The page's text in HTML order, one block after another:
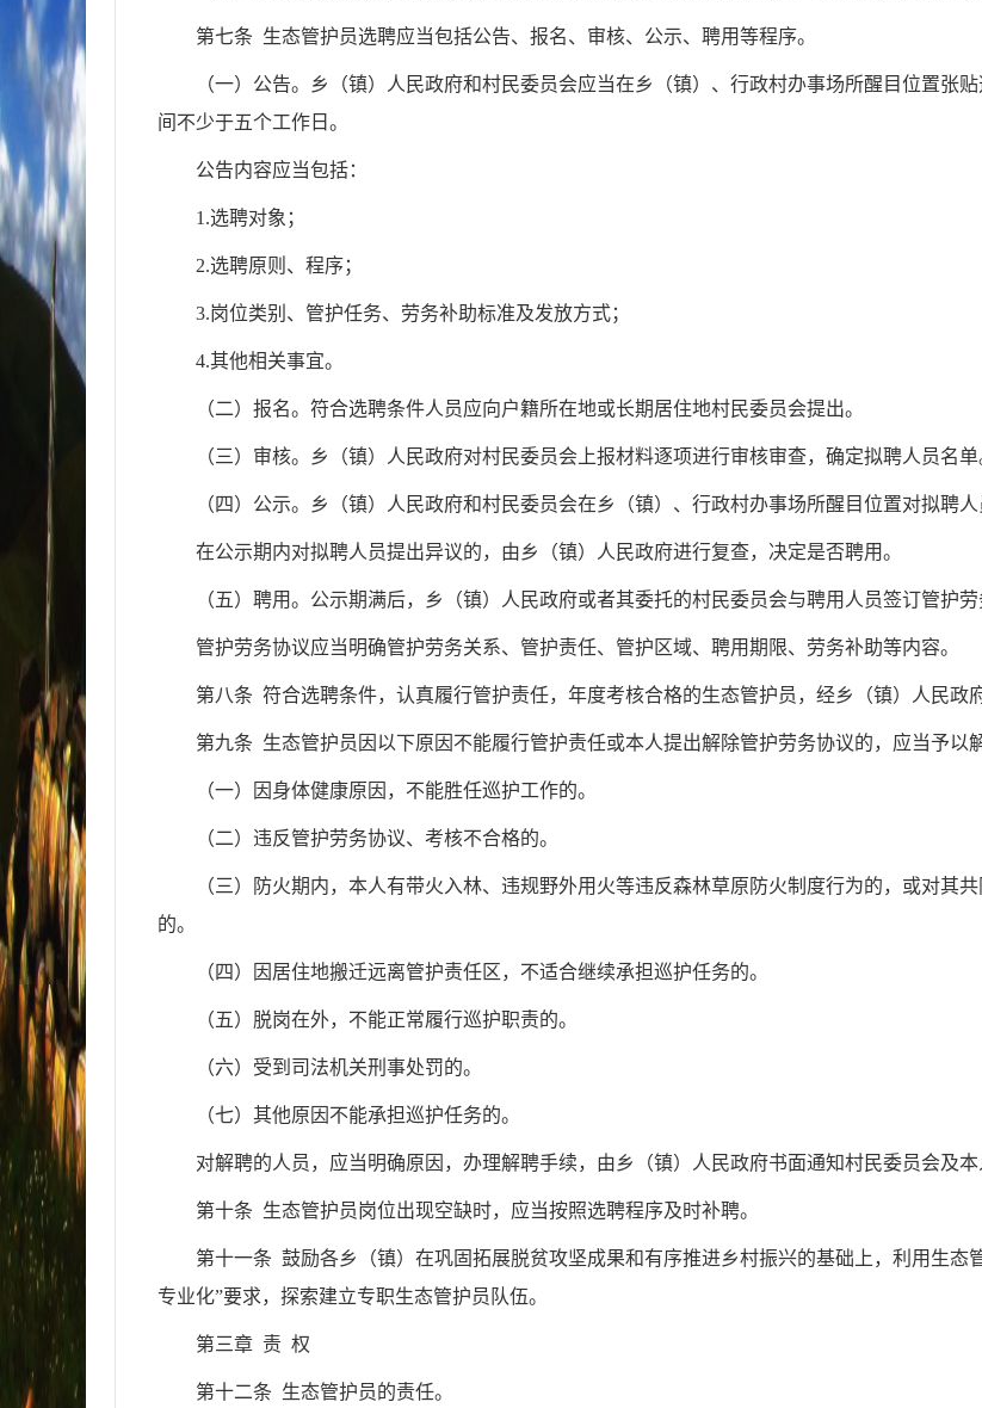
第七条 生态管护员选聘应当包括公告、报名、审核、公示、聘用等程序。
（一）公告。乡（镇）人民政府和村民委员会应当在乡（镇）、行政村办事场所醒目位置张
间不少于五个工作日。
公告内容应当包括：
1.选聘对象；
2.选聘原则、程序；
3.岗位类别、管护任务、劳务补助标准及发放方式；
4.其他相关事宜。
（二）报名。符合选聘条件人员应向户籍所在地或长期居住地村民委员会提出。
（三）审核。乡（镇）人民政府对村民委员会上报材料逐项进行审核审查，确定拟聘人员名单
（四）公示。乡（镇）人民政府和村民委员会在乡（镇）、行政村办事场所醒目位置对拟聘
在公示期内对拟聘人员提出异议的，由乡（镇）人民政府进行复查，决定是否聘用。
（五）聘用。公示期满后，乡（镇）人民政府或者其委托的村民委员会与聘用人员签订管护
管护劳务协议应当明确管护劳务关系、管护责任、管护区域、聘用期限、劳务补助等内容。
第八条 符合选聘条件，认真履行管护责任，年度考核合格的生态管护员，经乡（镇）人民政
第九条 生态管护员因以下原因不能履行管护责任或本人提出解除管护劳务协议的，应当予以解
（一）因身体健康原因，不能胜任巡护工作的。
（二）违反管护劳务协议、考核不合格的。
（三）防火期内，本人有带火入林、违规野外用火等违反森林草原防火制度行为的，或对其
的。
（四）因居住地搬迁远离管护责任区，不适合继续承担巡护任务的。
（五）脱岗在外，不能正常履行巡护职责的。
（六）受到司法机关刑事处罚的。
（七）其他原因不能承担巡护任务的。
对解聘的人员，应当明确原因，办理解聘手续，由乡（镇）人民政府书面通知村民委员会及本
第十条 生态管护员岗位出现空缺时，应当按照选聘程序及时补聘。
第十一条 鼓励各乡（镇）在巩固拓展脱贫攻坚成果和有序推进乡村振兴的基础上，利用生态
专业化”要求，探索建立专职生态管护员队伍。
第三章 责 权
第十二条 生态管护员的责任。